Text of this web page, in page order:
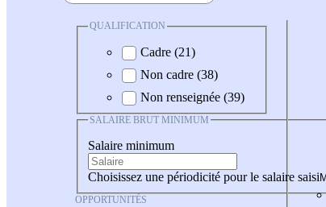
QUALIFICATION
Cadre (21)
Non cadre (38)
Non renseignée (39)
SALAIRE BRUT MINIMUM
Salaire minimum
Choisissez une périodicité pour le salaire saisi
OPPORTUNITÉS